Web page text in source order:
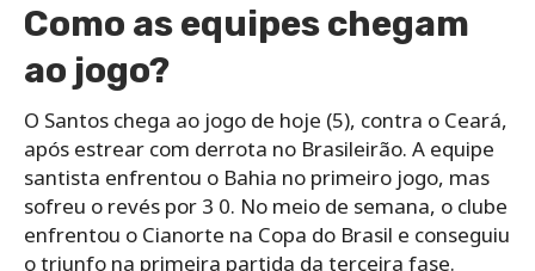
Como as equipes chegam
ao jogo?
O Santos chega ao jogo de hoje (5), contra o Ceará,
após estrear com derrota no Brasileirão. A equipe
santista enfrentou o Bahia no primeiro jogo, mas
sofreu o revés por 3 0. No meio de semana, o clube
enfrentou o Cianorte na Copa do Brasil e conseguiu
o triunfo na primeira partida da terceira fase.